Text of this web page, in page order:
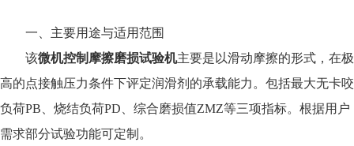
一、主要用途与适用范围
该微机控制摩擦磨损试验机主要是以滑动摩擦的形式，在极
高的点接触压力条件下评定润滑剂的承载能力。包括最大无卡咬
负荷PB、烧结负荷PD、综合磨损值ZMZ等三项指标。根据用户
需求部分试验功能可定制。